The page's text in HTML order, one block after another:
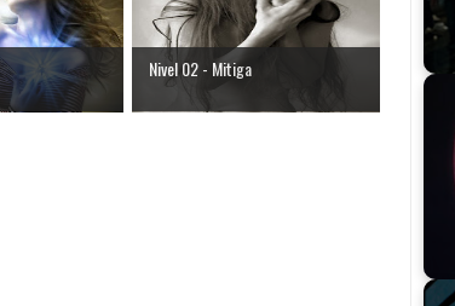
Nivel 02 - Mitiga